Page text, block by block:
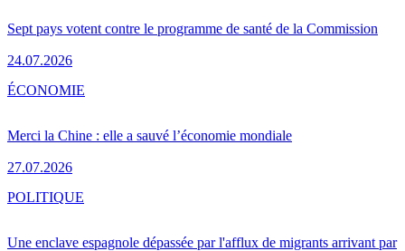
Sept pays votent contre le programme de santé de la Commission
24.07.2026
Merci la Chine : elle a sauvé l’économie mondiale
27.07.2026
ÉCONOMIE
Une enclave espagnole dépassée par l'afflux de migrants arrivant par
POLITIQUE